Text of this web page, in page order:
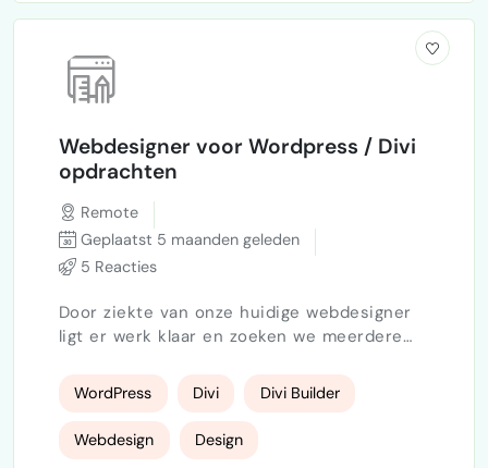
Webdesigner voor Wordpress / Divi
opdrachten
Remote
Geplaatst 5 maanden geleden
5 Reacties
Door ziekte van onze huidige webdesigner
ligt er werk klaar en zoeken we meerdere
kunnen ondersteunen — zowel op korte
verdere groei. Ons bedrijf is een
abonnementsservice waarbij klanten voor
WordPress Divi Divi Builder
Webdesign Design